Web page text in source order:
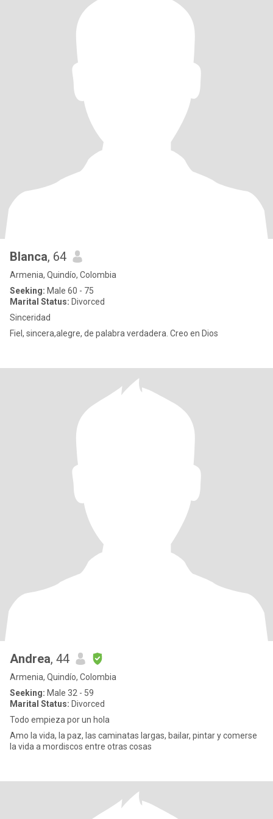
Blanca, 64
Armenia, Quindío, Colombia
Seeking: Male 60 - 75
Marital Status: Divorced
Sinceridad
Fiel, sincera,alegre, de palabra verdadera. Creo en Dios
Andrea, 44
Armenia, Quindío, Colombia
Seeking: Male 32 - 59
Marital Status: Divorced
Todo empieza por un hola
Amo la vida, la paz, las caminatas largas, bailar, pintar y comerse
la vida a mordiscos entre otras cosas